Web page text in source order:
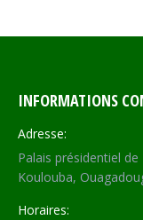
INFORMATIONS
Adresse:
Palais présidentiel
Koulouba,
Horaires: